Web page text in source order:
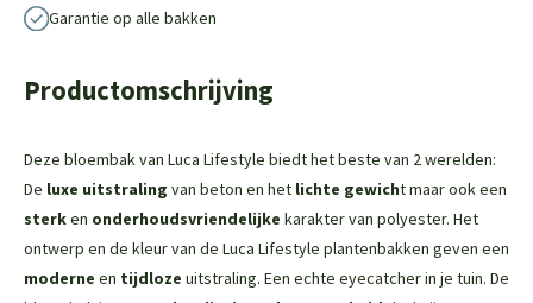
Garantie op alle bakken
Productomschrijving
Deze bloembak van Luca Lifestyle biedt het beste van 2 werelden:
De luxe uitstraling van beton en het lichte gewicht maar ook een
sterken onderhoudsvriendelijke karakter van polyester. Het
ontwerp en de kleur van de Luca Lifestyle plantenbakken geven een
moderne en tijdloze uitstraling. Een echte eyecatcher in je tuin. De